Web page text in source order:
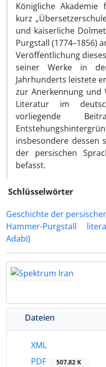
Königliche Akademie
kurz
und kaiserliche
Purgstall (1774–1856)
Veröffentlichung
seiner Werke in
Jahrhunderts leistete
zur Anerkennung und
Literatur im
vorliegende
insbesondere dessen
der persischen
befasst.
Schlüsselwörter
Geschichte der
Hammer-Purgstall
Adabī)
Dateien
XML
PDF
507.82 K